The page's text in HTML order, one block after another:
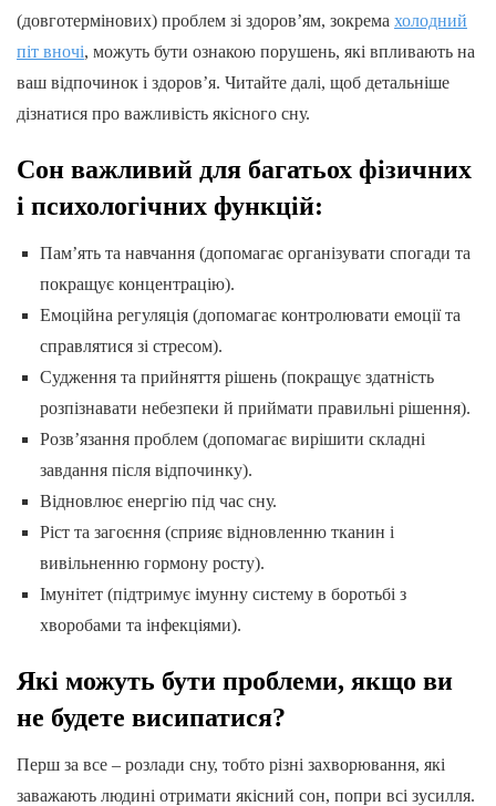
(довготермінових) проблем зі здоров’ям, зокрема холодний
піт вночі, можуть бути ознакою порушень, які впливають на
ваш відпочинок і здоров’я. Читайте далі, щоб детальніше
дізнатися про важливість якісного сну.
Сон важливий для багатьох фізичних
і психологічних функцій:
Пам’ять та навчання (допомагає організувати спогади та
покращує концентрацію).
Емоційна регуляція (допомагає контролювати емоції та
справлятися зі стресом).
Судження та прийняття рішень (покращує здатність
розпізнавати небезпеки й приймати правильні рішення).
Розв’язання проблем (допомагає вирішити складні
завдання після відпочинку).
Відновлює енергію під час сну.
Ріст та загоєння (сприяє відновленню тканин і
вивільненню гормону росту).
Імунітет (підтримує імунну систему в боротьбі з
хворобами та інфекціями).
Які можуть бути проблеми, якщо ви
не будете висипатися?
Перш за все – розлади сну, тобто різні захворювання, які
заважають людині отримати якісний сон, попри всі зусилля.